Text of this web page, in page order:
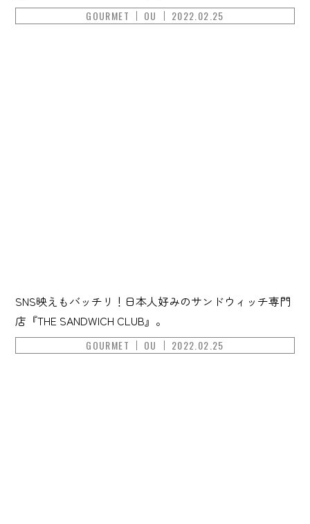
GOURMET OU 2022.02.25
SNS映えもバッチリ！日本人好みのサンドウィッチ専門
店『THE SANDWICH CLUB』。
GOURMET OU 2022.02.25